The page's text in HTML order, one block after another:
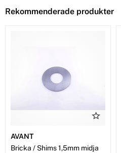
Rekommenderade produkter
AVANT
Bricka / Shims 1,5mm midja